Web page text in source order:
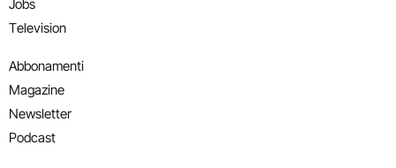
Jobs
Television
Abbonamenti
Magazine
Newsletter
Podcast